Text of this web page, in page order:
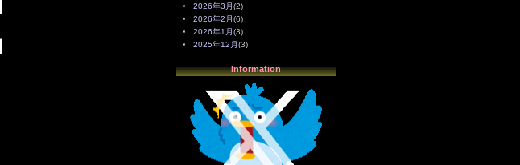
2026年3月(2)
2026年2月(6)
2026年1月(3)
2025年12月(3)
2025年10月(3)
2025年8月 (3)
2025年7月(2)
2025年6月(1)
2025年5月
(7)
2025年4月(2)
2025年3月 (8)
Information